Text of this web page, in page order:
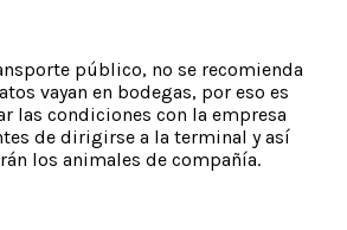
público, no se recomienda
vayan en bodegas, por eso es
las condiciones con la empresa
de dirigirse a la terminal y así
los animales de compañía.